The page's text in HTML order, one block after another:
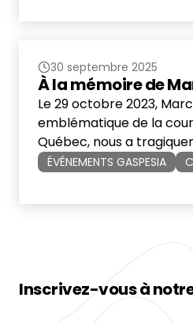
organisées par les […]
30 septembre 2025
À la mémoire de
Le 29 octobre 2023,
emblématique de la
Québec, nous a
suites d’un arrêt
ÉVÉNEMENTS GASPESIA
Inscrivez-vous à